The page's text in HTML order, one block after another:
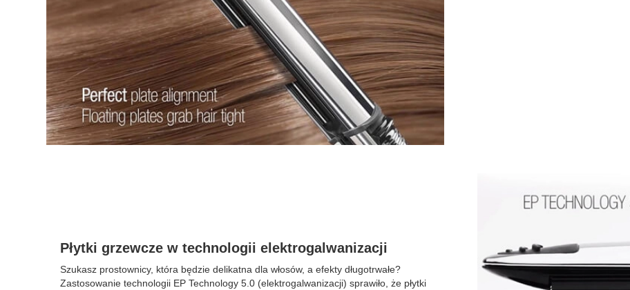
Płytki grzewcze w technologii elektrogalwanizacji
Szukasz prostownicy, która będzie delikatna dla włosów, a efekty długotrwałe?
Zastosowanie technologii EP Technology 5.0 (elektrogalwanizacji) sprawiło, że płytki